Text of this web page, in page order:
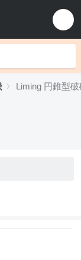
Liming 円錐型